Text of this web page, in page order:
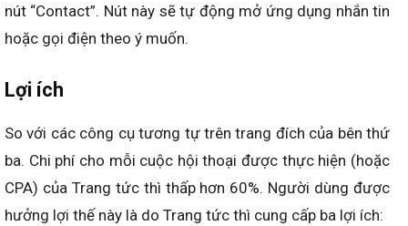
nút “Contact”. Nút này sẽ tự động mở ứng dụng nhắn tin
hoặc gọi điện theo ý muốn.
Lợi ích
So với các công cụ tương tự trên trang đích của bên thứ
ba. Chi phí cho mỗi cuộc hội thoại được thực hiện (hoặc
CPA) của Trang tức thì thấp hơn 60%. Người dùng được
hưởng lợi thế này là do Trang tức thì cung cấp ba lợi ích: